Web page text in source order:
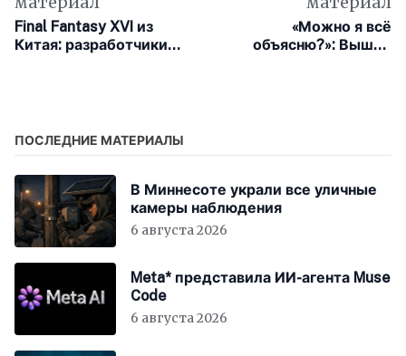
Final Fantasy XVI из
Китая: разработчики
«Можно я всё
объясню?»: Вышел
ПОСЛЕДНИЕ МАТЕРИАЛЫ
В Миннесоте украли все уличные
камеры наблюдения
6 августа 2026
Meta* представила ИИ-агента Muse
Code
6 августа 2026